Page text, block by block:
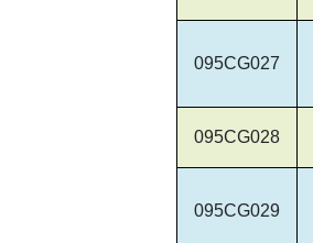
095CG027
095CG028
095CG029